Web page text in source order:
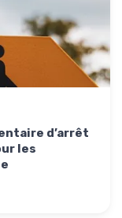
d’arrêt
les